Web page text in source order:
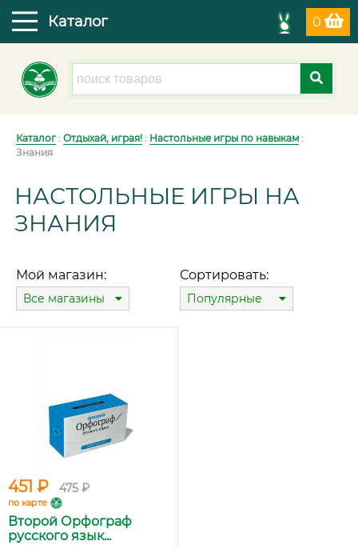
0
Каталог
Каталог: Отдыхай, играя! : Настольные игры по навыкам :
Знания
НАСТОЛЬНЫЕ ИГРЫ НА
ЗНАНИЯ
Мой магазин:
Все магазины
Сортировать:
Популярные
451 ₽ 475 ₽
по карте
Второй Орфограф
русского язык...